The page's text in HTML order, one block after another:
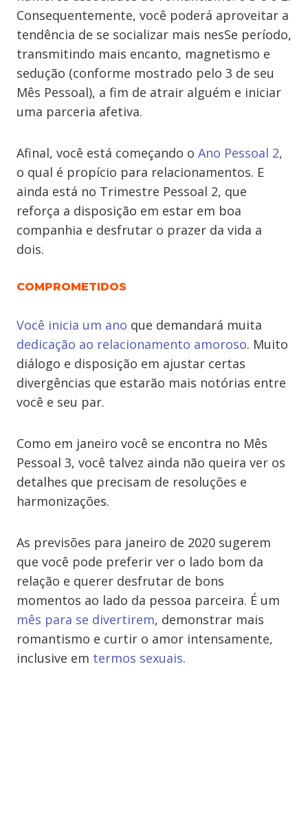
Consequentemente, você poderá aproveitar a
tendência de se socializar mais nesSe período,
transmitindo mais encanto, magnetismo e
sedução (conforme mostrado pelo 3 de seu
Mês Pessoal), a fim de atrair alguém e iniciar
uma parceria afetiva.
Afinal, você está começando o Ano Pessoal 2,
o qual é propício para relacionamentos. E
ainda está no Trimestre Pessoal 2, que
reforça a disposição em estar em boa
companhia e desfrutar o prazer da vida a
dois.
COMPROMETIDOS
Você inicia um ano que demandará muita
dedicação ao relacionamento amoroso. Muito
diálogo e disposição em ajustar certas
divergências que estarão mais notórias entre
você e seu par.
Como em janeiro você se encontra no Mês
Pessoal 3, você talvez ainda não queira ver os
detalhes que precisam de resoluções e
harmonizações.
As previsões para janeiro de 2020 sugerem
que você pode preferir ver o lado bom da
relação e querer desfrutar de bons
momentos ao lado da pessoa parceira. É um
mês para se divertirem, demonstrar mais
romantismo e curtir o amor intensamente,
inclusive em termos sexuais.